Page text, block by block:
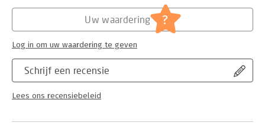
nauwelijks.
Lees verder
Schrijf een recensie
Lees ons recensiebeleid
Uw waardering ?
Log in om uw waardering te geven